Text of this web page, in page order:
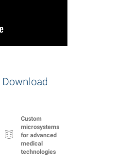
Download
Custom
microsystems
for advanced
medical
technologies